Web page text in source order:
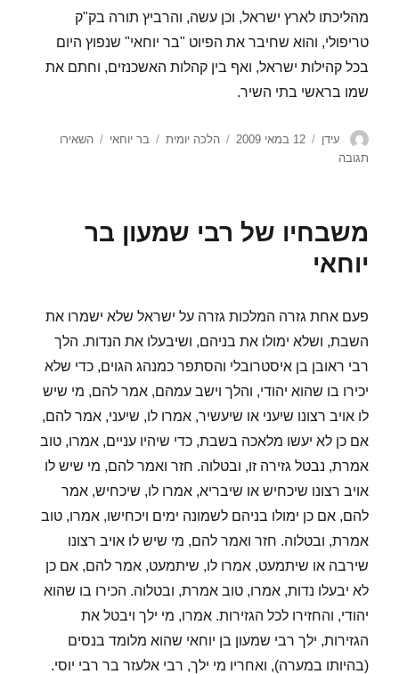
מהליכתו לארץ ישראל, וכן עשה, והרביץ תורה בק"ק
טריפולי, והוא שחיבר את הפיוט "בר יוחאי" שנפוץ היום
בכל קהילות ישראל, ואף בין קהלות האשכנזים, וחתם את
שמו בראשי בתי השיר.
מחבר
עידן
פורסם
12 במאי 2009 קטגוריות
הלכה יומית תגיות
בר יוחאי
השאירו
תגובה
הפיוט
יוחאי"?
משבחיו של רבי שמעון בר
יוחאי
פעם אחת גזרה המלכות גזרה על ישראל שלא ישמרו את
השבת, ושלא ימולו את בניהם, ושיבעלו את הנדות. הלך
רבי ראובן בן איסטרובלי והסתפר כמנהג הגוים, כדי שלא
יכירו בו שהוא יהודי, והלך וישב עמהם, אמר להם, מי שיש
לו אויב רצונו שיעני או שיעשיר, אמרו לו, שיעני, אמר להם,
אם כן לא יעשו מלאכה בשבת, כדי שיהיו עניים, אמרו, טוב
אמרת, נבטל גזירה זו, ובטלוה. חזר ואמר להם, מי שיש לו
אויב רצונו שיכחיש או שיבריא, אמרו לו, שיכחיש, אמר
להם, אם כן ימולו בניהם לשמונה ימים ויכחישו, אמרו, טוב
אמרת, ובטלוה. חזר ואמר להם, מי שיש לו אויב רצונו
שירבה או שיתמעט, אמרו לו, שיתמעט, אמר להם, אם כן
לא יבעלו נדות, אמרו, טוב אמרת, ובטלוה. הכירו בו שהוא
יהודי, והחזירו לכל הגזירות. אמרו, מי ילך ויבטל את
הגזירות, ילך רבי שמעון בן יוחאי שהוא מלומד בנסים
(בהיותו במערה), ואחריו מי ילך, רבי אלעזר בר רבי יוסי.